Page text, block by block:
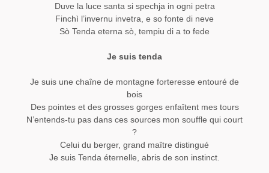
Duve la luce santa si spechja in ogni petra
Finchì l’invernu invetra, e so fonte di neve
Sò Tenda eterna sò, tempiu di a to fede
Je suis tenda
Je suis une chaîne de montagne forteresse entouré de
bois
Des pointes et des grosses gorges enfaîtent mes tours
N’entends-tu pas dans ces sources mon souffle qui court
?
Celui du berger, grand maître distingué
Je suis Tenda éternelle, abris de son instinct.